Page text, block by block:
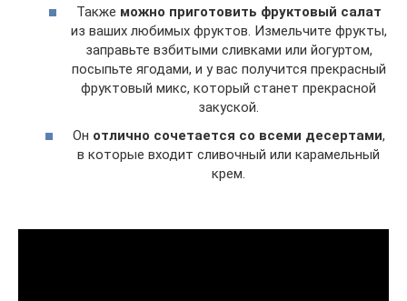
Также можно приготовить фруктовый салат
из ваших любимых фруктов. Измельчите фрукты,
заправьте взбитыми сливками или йогуртом,
посыпьте ягодами, и у вас получится прекрасный
фруктовый микс, который станет прекрасной
закуской.
Он отлично сочетается со всеми десертами,
в которые входит сливочный или карамельный
крем.